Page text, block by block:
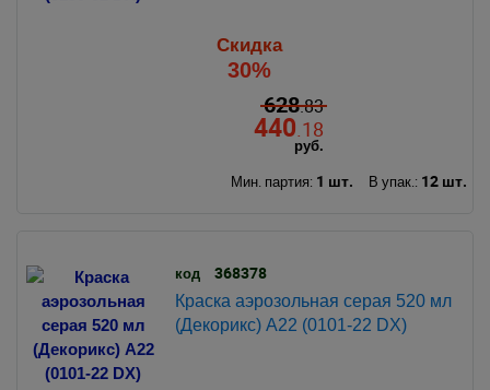
Скидка
30%
628.83
440.18
руб.
Мин. партия: 1 шт. В упак.: 12 шт.
код 368378
Краска аэрозольная серая 520 мл
(Декорикс) А22 (0101-22 DX)